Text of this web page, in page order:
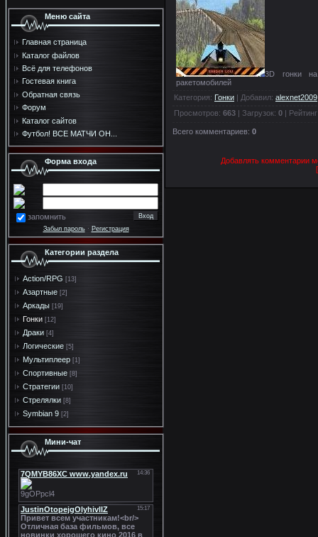
Меню сайта
Главная страница
Каталог файлов
Всё для телефонов
Гостевая книга
Обратная связь
Форум
Каталог сайтов
Футбол! ВСЕ МАТЧИ ОН...
Форма входа
запомнить
Забыл пароль· Регистрация
Категории раздела
Action/RPG [13]
Азартные [2]
Аркады [19]
Гонки [12]
Драки [4]
Логические [5]
Мультиплеер [1]
Спортивные [8]
Стратегии [10]
Стрелялки [8]
Symbian 9 [2]
Мини-чат
3D гонки
ракетомобилей
Категория: Гонки | Добавил: alexnet2009
Просмотров: 663 | Загрузок: 0 | Рейтинг
Всего комментариев: 0
Добавлять комментарии